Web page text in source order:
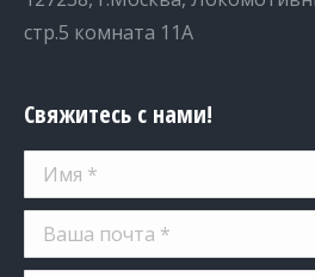
стр.5 комната 11А
Свяжитесь с нами!
Имя *
Ваша почта *